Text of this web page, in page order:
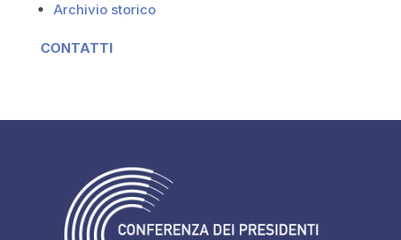
Archivio storico
CONTATTI